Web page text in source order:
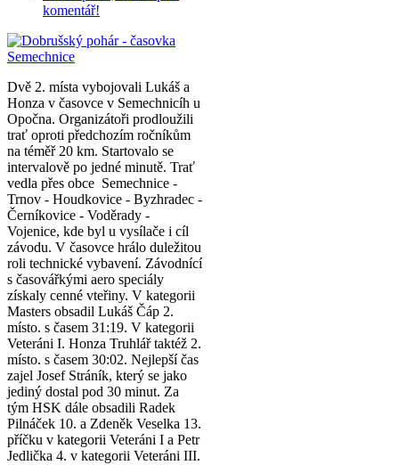
komentář!
Dvě 2. místa vybojovali Lukáš a
Honza v časovce v Semechnicíh u
Opočna. Organizátoři prodloužili
trať oproti předchozím ročníkům
na téměř 20 km. Startovalo se
intervalově po jedné minutě. Trať
vedla přes obce Semechnice -
Trnov - Houdkovice - Byzhradec -
Černíkovice - Voděrady -
Vojenice, kde byl u vysílače i cíl
závodu. V časovce hrálo duležitou
roli technické vybavení. Závodnící
s časovářkými aero speciály
získaly cenné vteřiny. V kategorii
Masters obsadil Lukáš Čáp 2.
místo. s časem 31:19. V kategorii
Veteráni I. Honza Truhlář taktéž 2.
místo. s časem 30:02. Nejlepší čas
zajel Josef Stráník, který se jako
jediný dostal pod 30 minut. Za
tým HSK dále obsadili Radek
Pilnáček 10. a Zdeněk Veselka 13.
příčku v kategorii Veteráni I a Petr
Jedlička 4. v kategorii Veteráni III.